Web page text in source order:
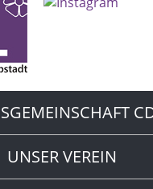
UNSER VEREIN